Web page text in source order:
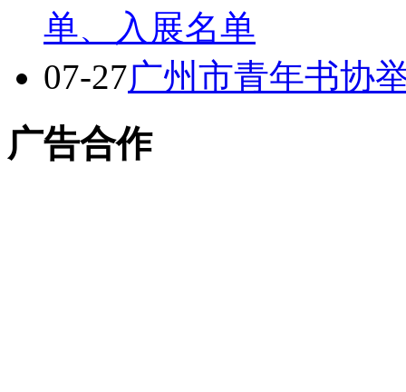
单、入展名单
07-27广州市青年书协
广告合作